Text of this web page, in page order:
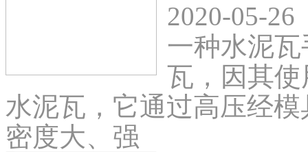
2020-05-26
一种水泥
瓦，因其
水泥瓦，它通过高压经
密度大、强